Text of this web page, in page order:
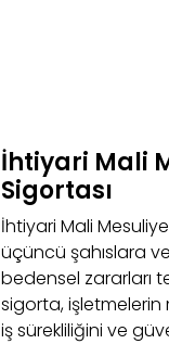
İhtiyari Mali
Sigortası
İhtiyari Mali
üçüncü şahıslara
bedensel zararları
sigorta, işletmelerin
iş sürekliliğini ve